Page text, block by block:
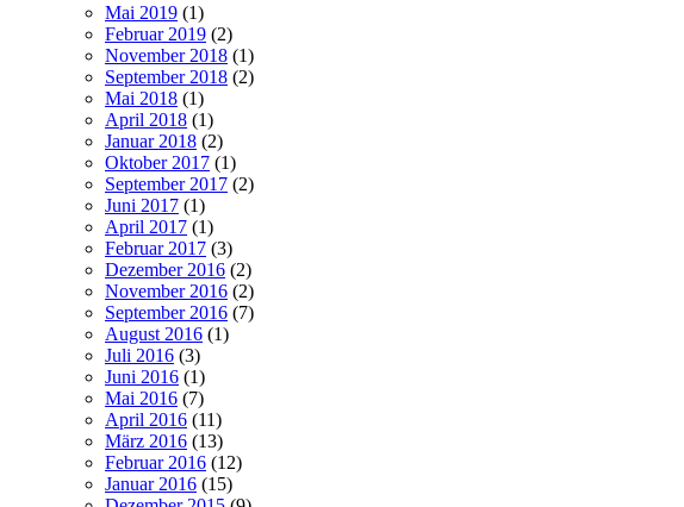
Mai 2019 (1)
Februar 2019 (2)
November 2018 (1)
September 2018 (2)
Mai 2018 (1)
April 2018 (1)
Januar 2018 (2)
Oktober 2017 (1)
September 2017 (2)
Juni 2017 (1)
April 2017 (1)
Februar 2017 (3)
Dezember 2016 (2)
November 2016 (2)
September 2016 (7)
August 2016 (1)
Juli 2016 (3)
Juni 2016 (1)
Mai 2016 (7)
April 2016 (11)
März 2016 (13)
Februar 2016 (12)
Januar 2016 (15)